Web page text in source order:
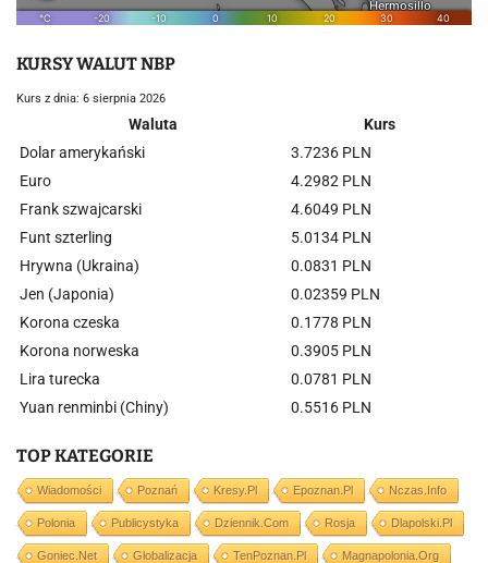
KURSY WALUT NBP
Kurs z dnia: 6 sierpnia 2026
Waluta
Kurs
Dolar amerykański
3.7236 PLN
Euro
4.2982 PLN
Frank szwajcarski
4.6049 PLN
Funt szterling
5.0134 PLN
Hrywna (Ukraina)
0.0831 PLN
Jen (Japonia)
0.02359 PLN
Korona czeska
0.1778 PLN
Korona norweska
0.3905 PLN
Lira turecka
0.0781 PLN
Yuan renminbi (Chiny)
0.5516 PLN
TOP KATEGORIE
Wiadomości Poznań Kresy.pl Epoznan.pl Nczas.info
Polonia Publicystyka Dziennik.com Rosja Dlapolski.pl
Goniec.net Globalizacja TenPoznan.pl Magnapolonia.org